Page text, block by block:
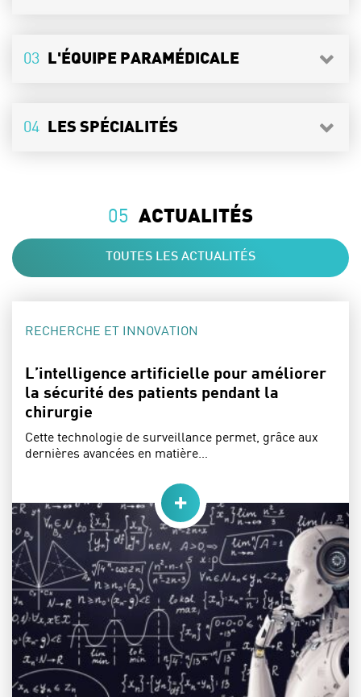
03 L'ÉQUIPE PARAMÉDICALE
04 LES SPÉCIALITÉS
05 ACTUALITÉS
TOUTES LES ACTUALITÉS
CATÉGORIE :
RECHERCHE ET INNOVATION
L’intelligence artificielle pour améliorer
la sécurité des patients pendant la
chirurgie
Cette technologie de surveillance permet, grâce aux
dernières avancées en matière…